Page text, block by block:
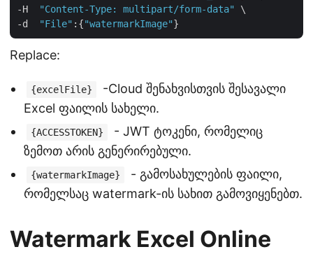
-H
"Content-Type: multipart/form-data"
\
-d
"File" :{"watermarkImage"
Replace:
{excelFile}
-Cloud შენახვისთვის შესავალი
Excel ფაილის სახელი.
{ACCESSTOKEN}
- JWT ტოკენი, რომელიც
ზემოთ არის გენერირებული.
{watermarkImage}
- გამოსახულების ფაილი,
რომელსაც watermark-ის სახით გამოვიყენებთ.
Watermark Excel Online